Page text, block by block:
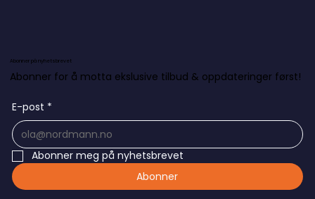
Abonner på nyhetsbrevet
Abonner for å motta ekslusive tilbud & oppdateringer først!
E-post *
Abonner meg på nyhetsbrevet
Abonner